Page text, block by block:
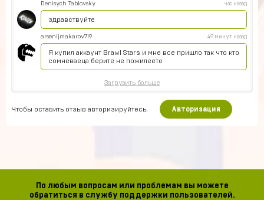
Denisych Tablovsky час назад
здравствуйте
arsenijmakarov719 49 минут назад
Я купил аккаунт Brawl Stars и мне все пришло так что кто
сомневаеца берите не пожилеете
Загрузить больше
Чтобы оставить отзыв авторизируйтесь. Авторизация
По любым вопросам или проблемам вы можете
обратиться в службу поддержки пользователей.